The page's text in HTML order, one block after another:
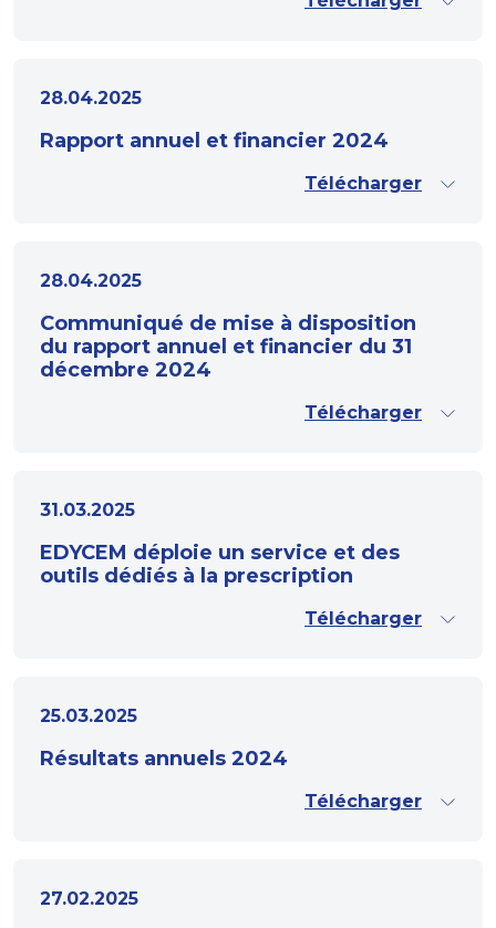
28.04.2025
Rapport annuel et financier 2024
Télécharger
28.04.2025
Communiqué de mise à disposition
du rapport annuel et financier du 31
décembre 2024
Télécharger
31.03.2025
EDYCEM déploie un service et des
outils dédiés à la prescription
Télécharger
25.03.2025
Résultats annuels 2024
Télécharger
27.02.2025